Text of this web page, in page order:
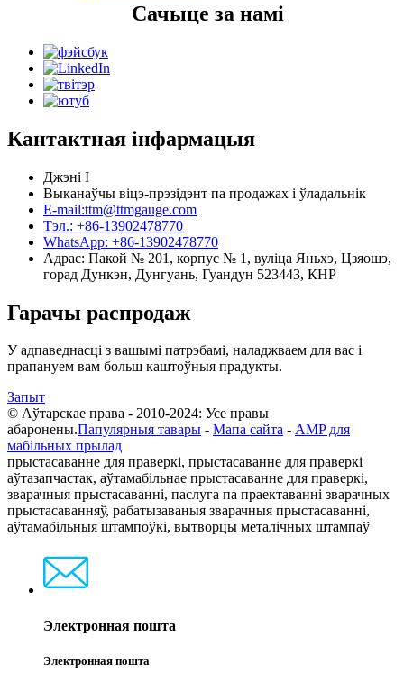
Сачыце за намі
Кантактная інфармацыя
Джэні І
Выканаўчы віцэ-прэзідэнт па продажах і ўладальнік
E-mail:ttm@ttmgauge.com
Тэл.: +86-13902478770
WhatsApp: +86-13902478770
Адрас: Пакой № 201, корпус № 1, вуліца Яньхэ, Цзяошэ,
горад Дункэн, Дунгуань, Гуандун 523443, КНР
Гарачы распродаж
У адпаведнасці з вашымі патрэбамі, наладжваем для вас і
прапануем вам больш каштоўныя прадукты.
Запыт
© Аўтарскае права - 2010-2024: Усе правы
абаронены.Папулярныя тавары - Мапа сайта - AMP для
мабільных прылад
прыстасаванне для праверкі, прыстасаванне для праверкі
аўтазапчастак, аўтамабільнае прыстасаванне для праверкі,
зварачныя прыстасаванні, паслуга па праектаванні зварачных
прыстасаванняў, рабатызаваныя зварачныя прыстасаванні,
аўтамабільныя штампоўкі, вытворцы металічных штампаў
Электронная пошта
Электронная пошта